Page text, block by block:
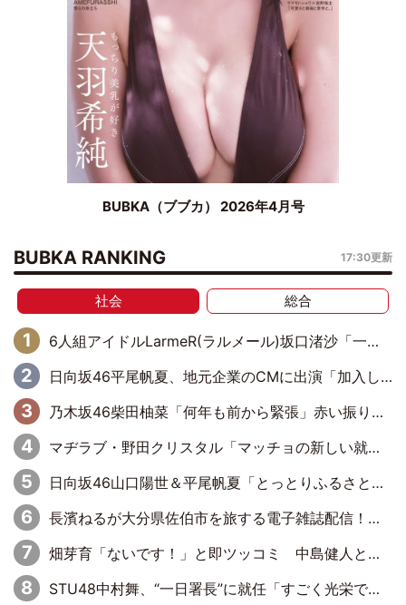
BUBKA（ブブカ） 2026年4月号
BUBKA RANKING 17:30更新
社会 総合
6人組アイドルLarmeR(ラルメール)坂口渚沙「一緒のステージに立って共演することがあるのかなと思うとワクワク」
日向坂46平尾帆夏、地元企業のCMに出演「加入した時からずっと、地元に恩返しができたらいいなという気持ちで活動してきた」
乃木坂46柴田柚菜「何年も前から緊張」赤い振り袖姿で成人式に出席
マヂラブ・野田クリスタル「マッチョの新しい就職先が吉本に」ジム立ち上げのきっかけも語る
日向坂46山口陽世＆平尾帆夏「とっとりふるさと大使」に就任『世界にもいっぱい発信していきたい』
長濱ねるが大分県佐伯市を旅する電子雑誌配信！大好きなお寿司に舌鼓
畑芽育「ないです！」と即ツッコミ 中島健人と見せた『MAJ2026』会見の息ぴったりな瞬間
STU48中村舞、“一日署長”に就任「すごく光栄です」